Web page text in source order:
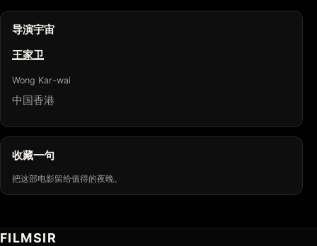
导演宇宙
王家卫
Wong Kar-wai
中国香港
收藏一句
把这部电影留给值得的夜晚。
FILMSIR